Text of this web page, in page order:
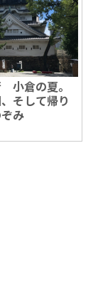
小倉の夏。
そして帰り
み